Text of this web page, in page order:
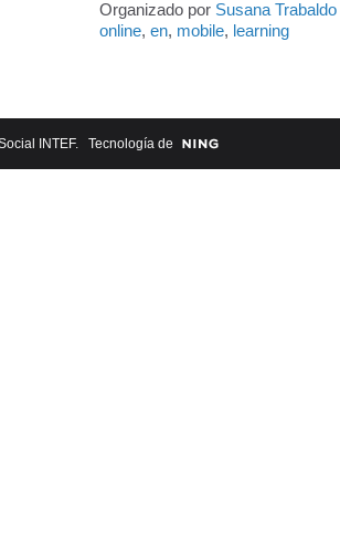
Organizado por Susana Trabaldo
online, en, mobile, learning
INTEF. Tecnología de